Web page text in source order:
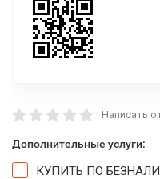
Написать
Дополнительные услуги:
КУПИТЬ ПО